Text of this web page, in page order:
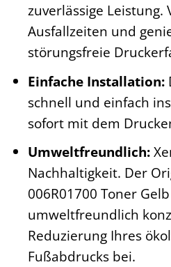
zuverlässige Leistung.
Ausfallzeiten und
störungsfreie
Einfache Installation:
schnell und einfach
sofort mit dem
Umweltfreundlich:
Nachhaltigkeit. Der
006R01700 Toner
umweltfreundlich
Reduzierung Ihres
Fußabdrucks bei.